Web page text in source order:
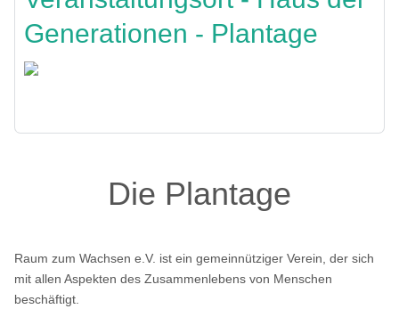
Generationen - Plantage
Die Plantage
Raum zum Wachsen e.V. ist ein gemeinnütziger Verein, der sich
mit allen Aspekten des Zusammenlebens von Menschen
beschäftigt.